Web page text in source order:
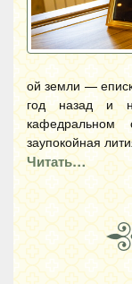
ой земли —
год назад и
кафедральном
заупокойная
Читать…